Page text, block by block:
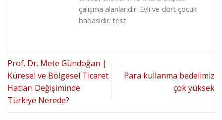
çalışma alanlarıdır. Evli ve dört çocuk
babasıdır. test
Prof. Dr. Mete Gündoğan |
Küresel ve Bölgesel Ticaret
Hatları Değişiminde
Türkiye Nerede?
Para kullanma bedelimiz
çok yüksek